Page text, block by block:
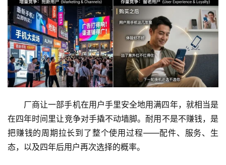
厂商让一部手机在用户手里安全地用满四年，就相当是
在四年时间里让竞争对手撬不动墙脚。耐用不是不赚钱，是
把赚钱的周期拉长到了整个使用过程——配件、服务、生
态，以及四年后用户再次选择的概率。